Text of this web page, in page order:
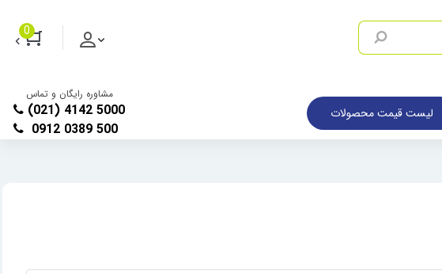
0
لیست قیمت محصولات
مشاوره رایگان و تماس
(021) 4142 5000
0912 0389 500